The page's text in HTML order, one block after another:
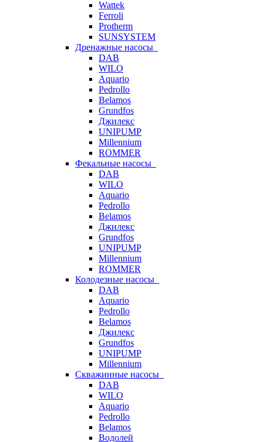
Wattek
Ferroli
Protherm
SUNSYSTEM
Дренажные насосы
DAB
WILO
Aquario
Pedrollo
Belamos
Grundfos
Джилекс
UNIPUMP
Millennium
ROMMER
Фекальные насосы
DAB
WILO
Aquario
Pedrollo
Belamos
Джилекс
Grundfos
UNIPUMP
Millennium
ROMMER
Колодезные насосы
DAB
Aquario
Pedrollo
Belamos
Джилекс
Grundfos
UNIPUMP
Millennium
Скважинные насосы
DAB
WILO
Aquario
Pedrollo
Belamos
Водолей